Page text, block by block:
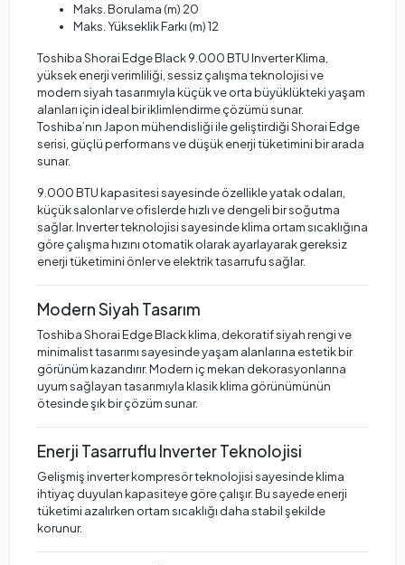
Maks. Borulama (m) 20
Maks. Yükseklik Farkı (m) 12
Toshiba Shorai Edge Black 9.000 BTU Inverter Klima,
yüksek enerji verimliliği, sessiz çalışma teknolojisi ve
modern siyah tasarımıyla küçük ve orta büyüklükteki yaşam
alanları için ideal bir iklimlendirme çözümü sunar.
Toshiba’nın Japon mühendisliği ile geliştirdiği Shorai Edge
serisi, güçlü performans ve düşük enerji tüketimini bir arada
sunar.
9.000 BTU kapasitesi sayesinde özellikle yatak odaları,
küçük salonlar ve ofislerde hızlı ve dengeli bir soğutma
sağlar. Inverter teknolojisi sayesinde klima ortam sıcaklığına
göre çalışma hızını otomatik olarak ayarlayarak gereksiz
enerji tüketimini önler ve elektrik tasarrufu sağlar.
Modern Siyah Tasarım
Toshiba Shorai Edge Black klima, dekoratif siyah rengi ve
minimalist tasarımı sayesinde yaşam alanlarına estetik bir
görünüm kazandırır. Modern iç mekan dekorasyonlarına
uyum sağlayan tasarımıyla klasik klima görünümünün
ötesinde şık bir çözüm sunar.
Enerji Tasarruflu Inverter Teknolojisi
Gelişmiş inverter kompresör teknolojisi sayesinde klima
ihtiyaç duyulan kapasiteye göre çalışır. Bu sayede enerji
tüketimi azalırken ortam sıcaklığı daha stabil şekilde
korunur.